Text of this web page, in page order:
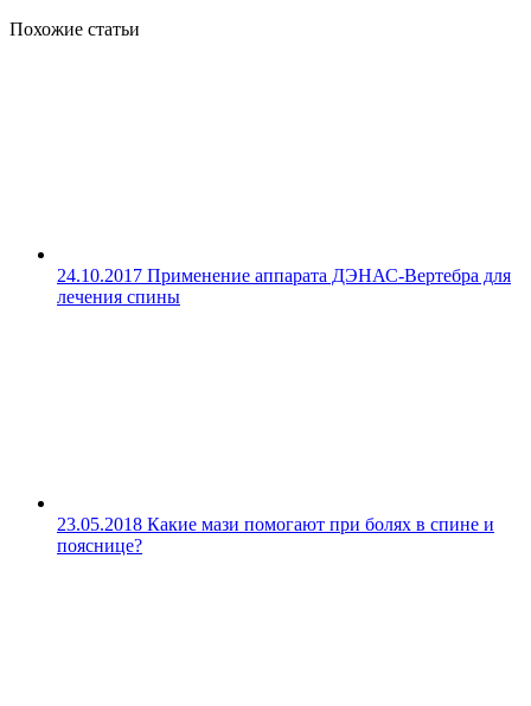
Похожие статьи
24.10.2017 Применение аппарата ДЭНАС-Вертебра для
лечения спины
23.05.2018 Какие мази помогают при болях в спине и
пояснице?